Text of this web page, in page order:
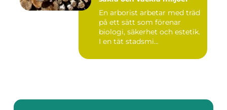
En arborist arbetar med träd
på ett sätt som förenar
biologi, säkerhet och estetik.
I en tät stadsmi...